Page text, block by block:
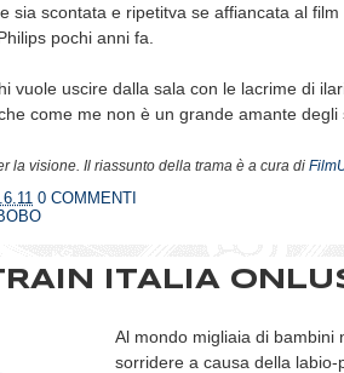
sia scontata e ripetitva se affiancata al
pochi anni fa.
vuole uscire dalla sala con le lacrime di
come me non è un grande amante degli
la visione. Il riassunto della trama è a cura di
0 COMMENTI
ITALIA
Al mondo migliaia di bambini
sorridere a causa della labio-